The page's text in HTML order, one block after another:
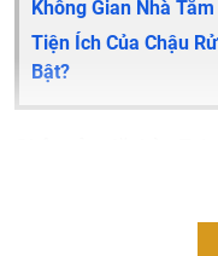
Không Gian Nhà
Tiện Ích Của Chậu
Bật?